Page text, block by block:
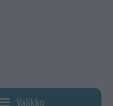
Valikko